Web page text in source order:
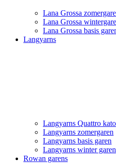
Lana Grossa
Lana Grossa
Lana Grossa basis
Langyarns
Langyarns Quattro
Langyarns zomergaren
Langyarns basis garen
Langyarns winter garen
Rowan garens